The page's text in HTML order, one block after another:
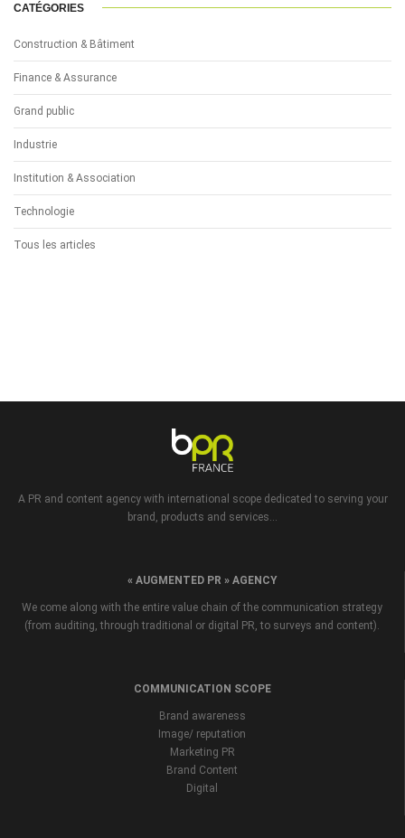
CATÉGORIES
Construction & Bâtiment
Finance & Assurance
Grand public
Industrie
Institution & Association
Technologie
Tous les articles
A PR and content agency with international scope dedicated to serving your
brand, products and services...
« AUGMENTED PR » AGENCY
We come along with the entire value chain of the communication strategy
(from auditing, through traditional or digital PR, to surveys and content).
COMMUNICATION SCOPE
Brand awareness
Image/ reputation
Marketing PR
Brand Content
Digital